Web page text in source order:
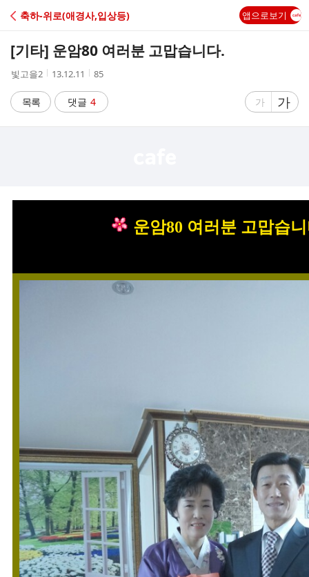
C
A
축하-위로(애경사,입상등) 앱으로보기
[기타] 운암80 여러분 고맙습니다.
작
자
빛고을2
작
시
간
13.12.11
조
수
85
목록 댓글 4
글
게
가
글
자
게
가
운암80 여러분 고맙습